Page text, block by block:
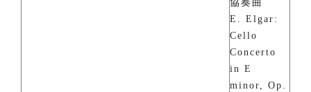
協奏曲
E. Elgar:
Cello
Concerto
in E
minor, Op.